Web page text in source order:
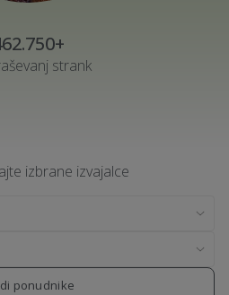
strank
izbrane izvajalce
ponudnike